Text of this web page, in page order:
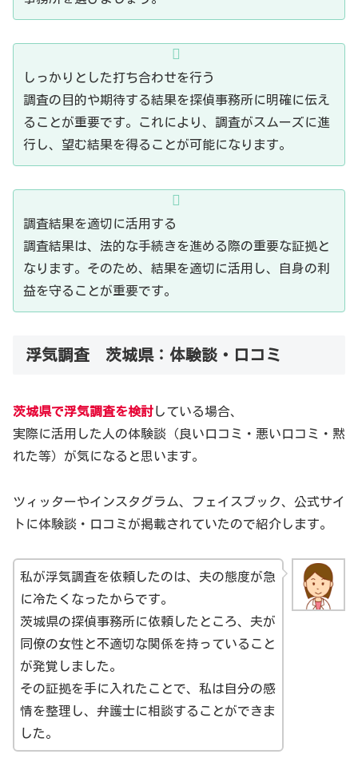
しっかりとした打ち合わせを行う
調査の目的や期待する結果を探偵事務所に明確に伝え
ることが重要です。これにより、調査がスムーズに進
行し、望む結果を得ることが可能になります。
調査結果を適切に活用する
調査結果は、法的な手続きを進める際の重要な証拠と
なります。そのため、結果を適切に活用し、自身の利
益を守ることが重要です。
浮気調査 茨城県：体験談・口コミ
茨城県で浮気調査を検討している場合、
実際に活用した人の体験談（良い口コミ・悪い口コミ・黙
れた等）が気になると思います。
ツィッターやインスタグラム、フェイスブック、公式サイ
トに体験談・口コミが掲載されていたので紹介します。
私が浮気調査を依頼したのは、夫の態度が急
に冷たくなったからです。
茨城県の探偵事務所に依頼したところ、夫が
同僚の女性と不適切な関係を持っていること
が発覚しました。
その証拠を手に入れたことで、私は自分の感
情を整理し、弁護士に相談することができま
した。